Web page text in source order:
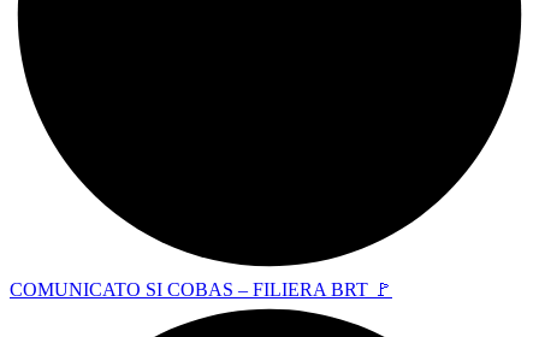
COMUNICATO SI COBAS – FILIERA BRT 🚩